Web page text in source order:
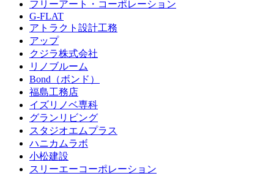
フリーアート・コーポレーション
G-FLAT
アトラクト設計工務
アップ
クジラ株式会社
リノブルーム
Bond（ボンド）
福島工務店
イズリノベ専科
グランリビング
スタジオエムプラス
ハニカムラボ
小松建設
スリーエーコーポレーション